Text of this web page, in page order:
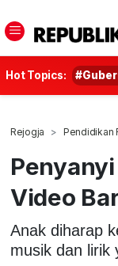
Hot Topics:
Rejogja Pendidikan
Video
Anak diharap
musik dan lirik